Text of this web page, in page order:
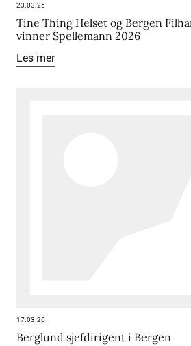
23.03.26
Tine Thing Helset og Bergen
vinner Spellemann 2026
Les mer
17.03.26
Berglund sjefdirigent i Bergen